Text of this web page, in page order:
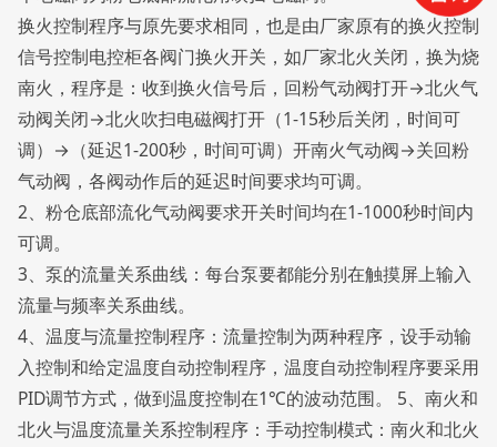
换火控制程序与原先要求相同，也是由厂家原有的换火控制
信号控制电控柜各阀门换火开关，如厂家北火关闭，换为烧
南火，程序是：收到换火信号后，回粉气动阀打开→北火气
动阀关闭→北火吹扫电磁阀打开（1-15秒后关闭，时间可
调）→（延迟1-200秒，时间可调）开南火气动阀→关回粉
气动阀，各阀动作后的延迟时间要求均可调。
2、粉仓底部流化气动阀要求开关时间均在1-1000秒时间内
可调。
3、泵的流量关系曲线：每台泵要都能分别在触摸屏上输入
流量与频率关系曲线。
4、温度与流量控制程序：流量控制为两种程序，设手动输
入控制和给定温度自动控制程序，温度自动控制程序要采用
PID调节方式，做到温度控制在1℃的波动范围。 5、南火和
北火与温度流量关系控制程序：手动控制模式：南火和北火